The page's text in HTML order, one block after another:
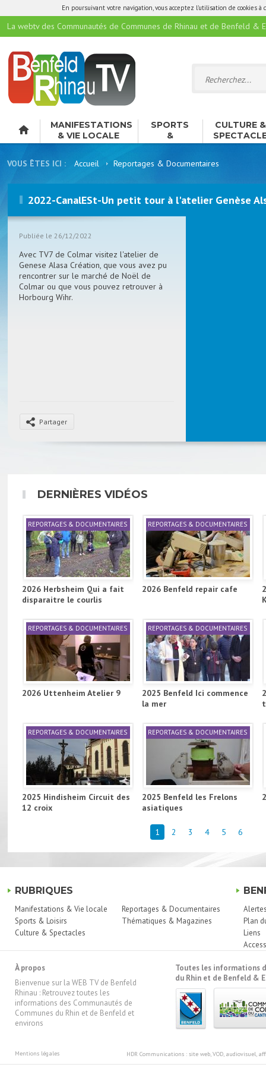
En poursuivant votre navigation, vous acceptez l'utilisation de cookies
La webtv des Communautés de Communes de Rhinau et de Benfeld &
MANIFESTATIONS
& VIE LOCALE
SPORTS
&
LOISIRS
CULTURE &
VOUS ÊTES ICI : Accueil Reportages & Documentaires
2022-CanalESt-Un petit tour à l'atelier Genèse
Publiée le 26/12/2022
Avec TV7 de Colmar visitez l'atelier de
Genese Alasa Création, que vous avez pu
rencontrer sur le marché de Noël de
Colmar ou que vous pouvez retrouver à
Horbourg Wihr.
Partager
DERNIÈRES VIDÉOS
REPORTAGES & DOCUMENTAIRES
2026 Herbsheim Qui a fait
disparaitre le courlis
REPORTAGES & DOCUMENTAIRES
2026 Benfeld repair cafe
REPORTAGES & DOCUMENTAIRES
2026 Uttenheim Atelier 9
REPORTAGES & DOCUMENTAIRES
2025 Benfeld Ici commence
la mer
REPORTAGES & DOCUMENTAIRES
2025 Hindisheim Circuit des
12 croix
REPORTAGES & DOCUMENTAIRES
2025 Benfeld les Frelons
asiatiques
1 2 3 4 5 6
RUBRIQUES
Manifestations & Vie locale
Sports & Loisirs
Culture & Spectacles
Reportages & Documentaires
Thématiques & Magazines
Plan
Liens
À propos
Bienvenue sur la WEB TV de Benfeld
Rhinau : Retrouvez toutes les
informations des Communautés de
Communes du Rhin et de Benfeld et
environs
Toutes les informations
du Rhin et de Benfeld &
Mentions légales HDR Communications : site web, VOD, audiovisuel,